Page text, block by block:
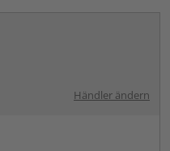
Händler ändern